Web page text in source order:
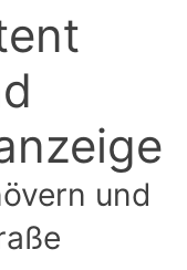
und